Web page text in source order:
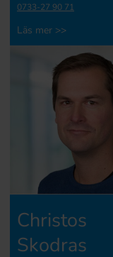
0733-27 90 71
Läs mer >>
Christos
Skodras